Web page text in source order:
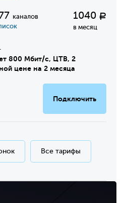
каналов
1040 Р
в месяц
800 Мбит/с, ЦТВ, 2
цене на 2 месяца
Подключить
Все тарифы